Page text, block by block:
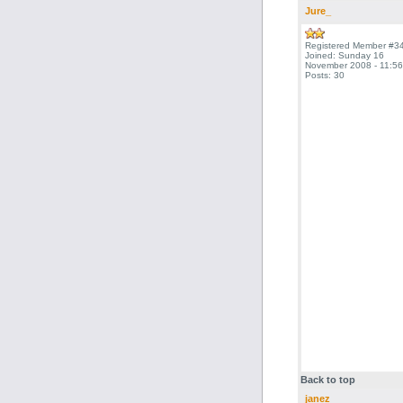
Jure_
Registered Member
Joined: Sunday 16
November 2008 -
Posts: 30
Back to top
janez